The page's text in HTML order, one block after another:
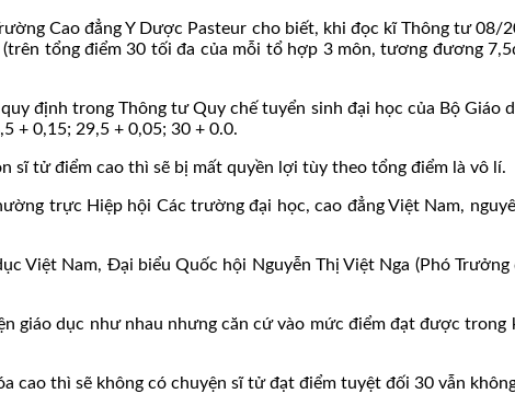
Cao đẳng Y Dược Pasteur cho biết, khi đọc kĩ Thông tư
tổng điểm 30 tối đa của mỗi tổ hợp 3 môn, tương đương
định trong Thông tư Quy chế tuyển sinh đại học của Bộ
+ 0,15; 29,5 + 0,05; 30 + 0.0.
sĩ tử điểm cao thì sẽ bị mất quyền lợi tùy theo tổng điểm là vô lí.
trực Hiệp hội Các trường đại học, cao đẳng Việt Nam,
Việt Nam, Đại biểu Quốc hội Nguyễn Thị Việt Nga (Phó
giáo dục như nhau nhưng căn cứ vào mức điểm đạt được
cao thì sẽ không có chuyện sĩ tử đạt điểm tuyệt đối 30 vẫn